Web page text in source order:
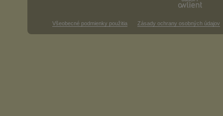
Všeobecné podmienky použitia Zásady ochrany osobných údajov